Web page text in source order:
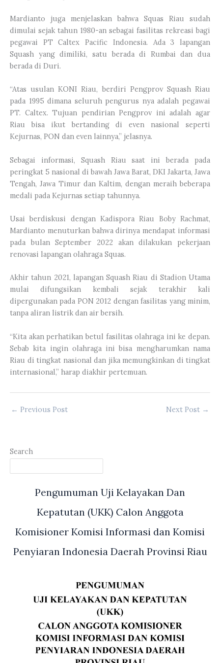
Mardianto juga menjelaskan bahwa Squas Riau sudah
dimulai sejak tahun 1980-an sebagai fasilitas rekreasi bagi
pegawai PT Caltex Pacific Indonesia. Ada 3 lapangan
Squash yang dimiliki, satu berada di Rumbai dan dua
berada di Duri.
“Atas usulan KONI Riau, berdiri Pengprov Squash Riau
pada 1995 dimana seluruh pengurus nya adalah pegawai
PT. Caltex. Tujuan pendirian Pengprov ini adalah agar
Riau bisa ikut bertanding di even nasional seperti
Kejurnas, PON dan even lainnya,” jelasnya.
Sebagai informasi, Squash Riau saat ini berada pada
peringkat 5 nasional di bawah Jawa Barat, DKI Jakarta, Jawa
Tengah, Jawa Timur dan Kaltim, dengan meraih beberapa
medali pada Kejurnas setiap tahunnya.
Usai berdiskusi dengan Kadispora Riau Boby Rachmat,
Mardianto menuturkan bahwa dirinya mendapat informasi
pada bulan September 2022 akan dilakukan pekerjaan
renovasi lapangan olahraga Squas.
Akhir tahun 2021, lapangan Squash Riau di Stadion Utama
mulai difungsikan kembali sejak terakhir kali
dipergunakan pada PON 2012 dengan fasilitas yang minim,
tanpa aliran listrik dan air bersih.
“Kita akan perhatikan betul fasilitas olahraga ini ke depan.
Sebab kita ingin olahraga ini bisa mengharumkan nama
Riau di tingkat nasional dan jika memungkinkan di tingkat
internasional,” harap diakhir pertemuan.
← Previous Post Next Post →
Search
Pengumuman Uji Kelayakan Dan
Kepatutan (UKK) Calon Anggota
Komisioner Komisi Informasi dan Komisi
Penyiaran Indonesia Daerah Provinsi Riau